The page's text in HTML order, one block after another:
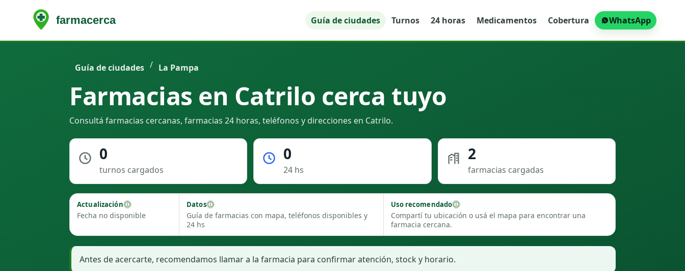
Guía de ciudades Turnos 24 horas Medicamentos Cobertura WhatsApp
Guía de ciudades / La Pampa
Farmacias en Catrilo cerca tuyo
Consultá farmacias cercanas, farmacias 24 horas, teléfonos y direcciones en Catrilo.
0
turnos cargados
0
24 hs
2
farmacias cargadas
Actualización
Fecha no disponible
Datos
Guía de farmacias con mapa, teléfonos disponibles y
24 hs
Uso recomendado
Compartí tu ubicación o usá el mapa para encontrar una
farmacia cercana.
Antes de acercarte, recomendamos llamar a la farmacia para confirmar atención, stock y horario.